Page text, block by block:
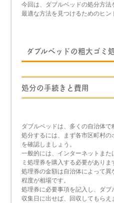
今回は、ダブルベッドの処分方法
最適な方法を見つけるためのヒン
ダブルベッドの粗大ゴミ
処分の手続きと費用
ダブルベッドは、多くの自治体で
処分するには、まず各市区町村
を確認しましょう。
一般的には、インターネットま
ミ処理券を購入する必要がありま
処理券の金額は自治体によって
程度が相場です。
処理券に必要事項を記入し、ダ
収集日に出せば、回収してもらえ